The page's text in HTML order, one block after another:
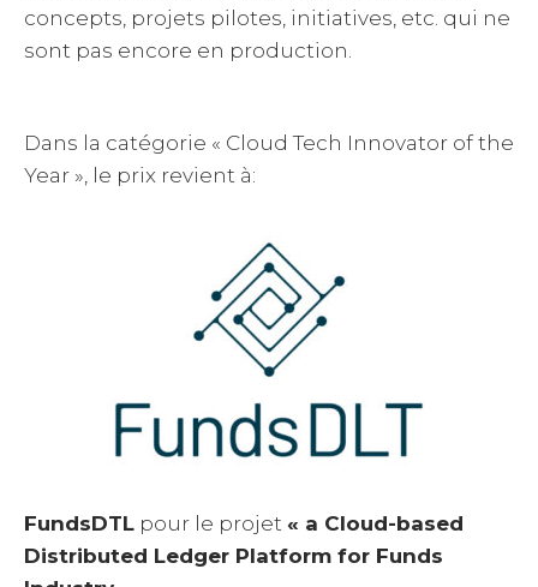
concepts, projets pilotes, initiatives, etc. qui ne
sont pas encore en production.
Dans la catégorie « Cloud Tech Innovator of the
Year », le prix revient à:
FundsDTL pour le projet « a Cloud-based
Distributed Ledger Platform for Funds